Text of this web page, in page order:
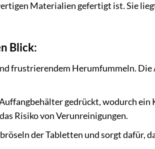
Materialien gefertigt ist. Sie
Blick:
frustrierendem Herumfummeln.
gedrückt, wodurch ein
Risiko von Verunreinigungen.
der Tabletten und sorgt dafür,